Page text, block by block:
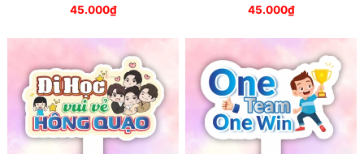
45.000₫ 45.000₫